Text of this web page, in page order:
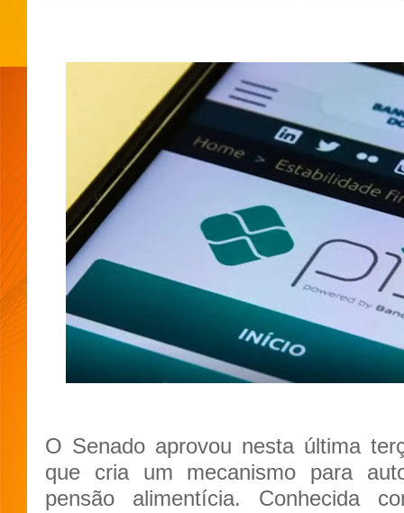
O Senado aprovou nesta última
que cria um mecanismo para
pensão alimentícia. Conhecida